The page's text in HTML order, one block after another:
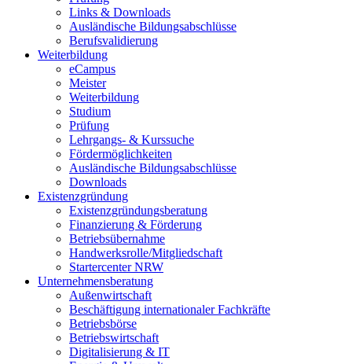
Links & Downloads
Ausländische Bildungsabschlüsse
Berufsvalidierung
Weiterbildung
eCampus
Meister
Weiterbildung
Studium
Prüfung
Lehrgangs- & Kurssuche
Fördermöglichkeiten
Ausländische Bildungsabschlüsse
Downloads
Existenzgründung
Existenzgründungsberatung
Finanzierung & Förderung
Betriebsübernahme
Handwerksrolle/Mitgliedschaft
Startercenter NRW
Unternehmensberatung
Außenwirtschaft
Beschäftigung internationaler Fachkräfte
Betriebsbörse
Betriebswirtschaft
Digitalisierung & IT